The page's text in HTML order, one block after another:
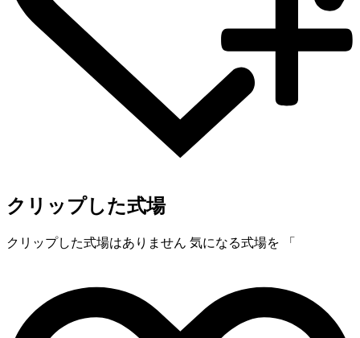
クリップした式場
クリップした式場はありません 気になる式場を 「